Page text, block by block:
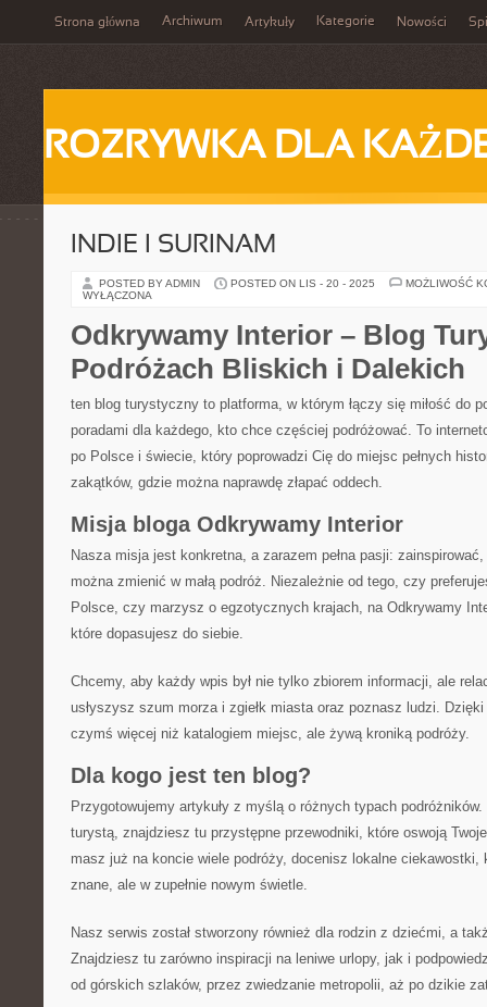
Strona główna Archiwum Artykuły Kategorie Nowości
ROZRYWKA DLA
INDIE I SURINAM
POSTED BY ADMIN POSTED ON LIS - 20 - 2025
MOŻLIWOŚĆ
WYŁĄCZONA
Odkrywamy Interior – Blog
Podróżach Bliskich i Dalekich
ten blog turystyczny to platforma, w którym łączy się miłość do
poradami dla każdego, kto chce częściej podróżować. To
po Polsce i świecie, który poprowadzi Cię do miejsc pełnych
zakątków, gdzie można naprawdę złapać oddech.
Misja bloga Odkrywamy Interior
Nasza misja jest konkretna, a zarazem pełna pasji:
można zmienić w małą podróż. Niezależnie od tego, czy
Polsce, czy marzysz o egzotycznych krajach, na Odkrywamy
które dopasujesz do siebie.
Chcemy, aby każdy wpis był nie tylko zbiorem informacji, ale
usłyszysz szum morza i zgiełk miasta oraz poznasz ludzi.
czymś więcej niż katalogiem miejsc, ale żywą kroniką podróży.
Dla kogo jest ten blog?
Przygotowujemy artykuły z myślą o różnych typach
turystą, znajdziesz tu przystępne przewodniki, które oswoją
masz już na koncie wiele podróży, docenisz lokalne ciekawostki,
znane, ale w zupełnie nowym świetle.
Nasz serwis został stworzony również dla rodzin z dziećmi, a
Znajdziesz tu zarówno inspiracji na leniwe urlopy, jak i
od górskich szlaków, przez zwiedzanie metropolii, aż po dzikie